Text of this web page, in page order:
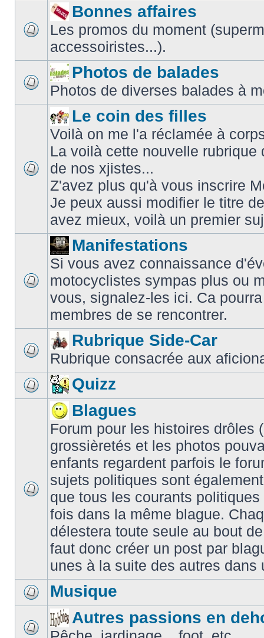
Bonnes affaires
Les promos du moment
accessoiristes...).
Photos de balades
Photos de diverses balades à
Le coin des filles
Voilà on me l'a réclamée à
La voilà cette nouvelle
de nos xjistes...
Z'avez plus qu'à vous inscrire
Je peux aussi modifier le titre
avez mieux, voilà un premier
Manifestations
Si vous avez connaissance
motocyclistes sympas plus ou
vous, signalez-les ici. Ca
membres de se rencontrer.
Rubrique Side-Car
Rubrique consacrée aux
Quizz
Blagues
Forum pour les histoires drôles
grossièretés et les photos
enfants regardent parfois le
sujets politiques sont
que tous les courants
fois dans la même blague.
délestera toute seule au bout
faut donc créer un post par
unes à la suite des autres dans
Musique
Autres passions en